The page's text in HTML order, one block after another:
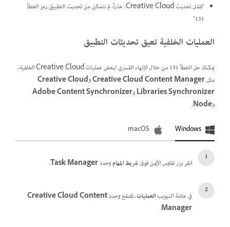
"فشل تحديث Creative Cloud. عذراً، لم نتمكن من تحديث التطبيق.رمز الخطأ
131"
العمليات الخلفية تعيق تحديثات التطبيق
يمكنك حل الخطأ 131 من خلال الإنهاء القسري لبعض عمليات Creative Cloud الخلفية،
مثلCreative Cloud Content ManagerوCreative Cloud
Libraries SynchronizerوAdobe Content Synchronizer
وNode
.
Windows
macOS
انقر بزر الماوس الأيمن فوقشريط المهاموحددTask Manager
.
في علامة التبويبالعمليات، تصفح وحددCreative Cloud Content
Manager
.